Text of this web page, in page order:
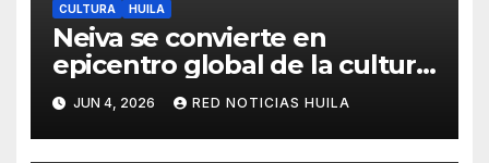
CULTURA HUILA
Neiva se convierte en
epicentro global de la cultura
con la gran exposición
internacional «Unidos por el
Arte».
JUN 4, 2026 RED NOTICIAS HUILA